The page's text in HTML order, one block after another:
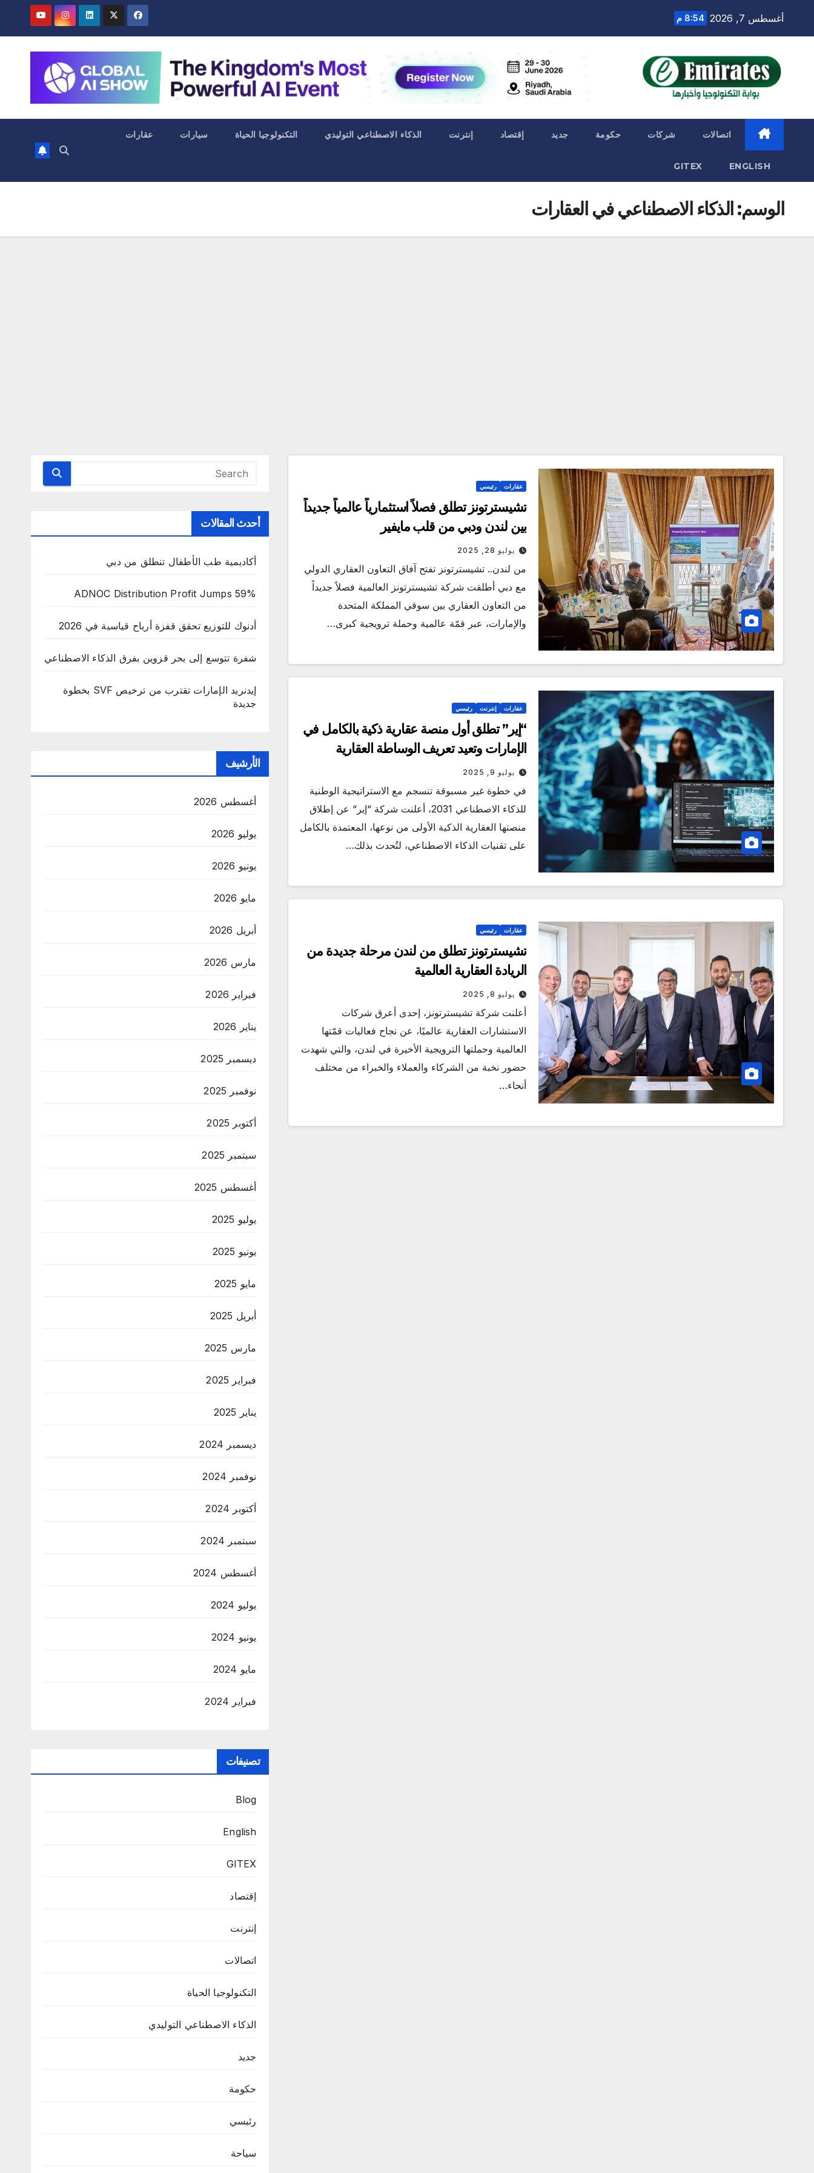
أغسطس 7, 2026 8:54 م
اتصالات شركات حكومة جديد إقتصاد إنترنت الذكاء الاصطناعي التوليدي التكنولوجيا الحياة سيارات عقارات
ENGLISH
GITEX
الوسم: الذكاء الاصطناعي في العقارات
عقارات رئيسي
تشيسترتونز تطلق فصلاً استثمارياً عالمياً جديداً
بين لندن ودبي من قلب مايفير
يوليو 28, 2025
من لندن.. تشيسترتونز تفتح آفاق التعاون العقاري الدولي
مع دبي أطلقت شركة تشيسترتونز العالمية فصلاً جديداً
من التعاون العقاري بين سوقي المملكة المتحدة
والإمارات، عبر قمّة عالمية وحملة ترويجية كبرى…
عقارات إنترنت رئيسي
“إير” تطلق أول منصة عقارية ذكية بالكامل في
الإمارات وتعيد تعريف الوساطة العقارية
يوليو 9, 2025
في خطوة غير مسبوقة تنسجم مع الاستراتيجية الوطنية
للذكاء الاصطناعي 2031، أعلنت شركة “إير“ عن إطلاق
منصتها العقارية الذكية الأولى من نوعها، المعتمدة بالكامل
على تقنيات الذكاء الاصطناعي، لتُحدث بذلك…
عقارات رئيسي
تشيسترتونز تطلق من لندن مرحلة جديدة من
الريادة العقارية العالمية
يوليو 8, 2025
أعلنت شركة تشيسترتونز، إحدى أعرق شركات
الاستشارات العقارية عالميًا، عن نجاح فعاليات قمّتها
العالمية وحملتها الترويجية الأخيرة في لندن، والتي شهدت
حضور نخبة من الشركاء والعملاء والخبراء من مختلف
أنحاء…
أحدث المقالات
أكاديمية طب الأطفال تنطلق من دبي
ADNOC Distribution Profit Jumps 59%
أدنوك للتوزيع تحقق قفزة أرباح قياسية في 2026
شفرة تتوسع إلى بحر قزوين بفرق الذكاء الاصطناعي
إيدنريد الإمارات تقترب من ترخيص SVF بخطوة
جديدة
الأرشيف
أغسطس 2026
يوليو 2026
يونيو 2026
مايو 2026
أبريل 2026
مارس 2026
فبراير 2026
يناير 2026
ديسمبر 2025
نوفمبر 2025
أكتوبر 2025
سبتمبر 2025
أغسطس 2025
يوليو 2025
يونيو 2025
مايو 2025
أبريل 2025
مارس 2025
فبراير 2025
يناير 2025
ديسمبر 2024
نوفمبر 2024
أكتوبر 2024
سبتمبر 2024
أغسطس 2024
يوليو 2024
يونيو 2024
مايو 2024
فبراير 2024
تصنيفات
Blog
English
GITEX
إقتصاد
إنترنت
اتصالات
التكنولوجيا الحياة
الذكاء الاصطناعي التوليدي
جديد
حكومة
رئيسي
سياحة